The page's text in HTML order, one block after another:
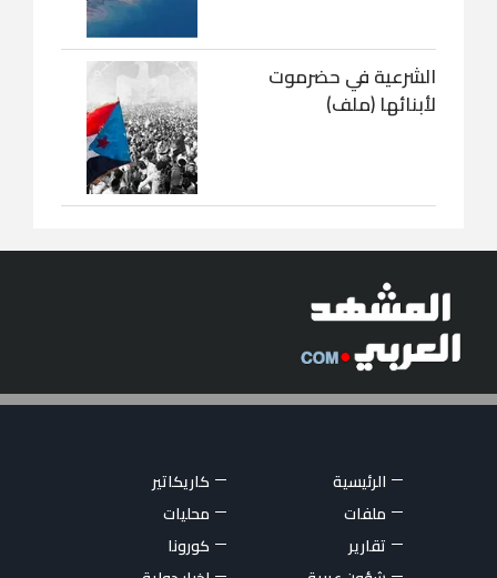
الشرعية في حضرموت
لأبنائها (ملف)
الرئيسية
كاريكاتير
ملفات
محليات
تقارير
كورونا